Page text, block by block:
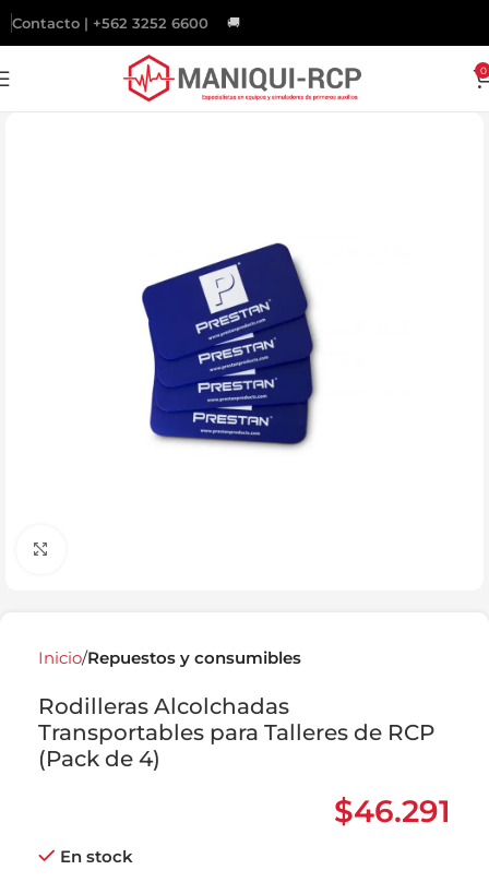
Contacto | +562 3252 6600 🚚
0
Inicio Repuestos y consumibles
Rodilleras Alcolchadas
Transportables para Talleres de RCP
(Pack de 4)
$46.291
En stock